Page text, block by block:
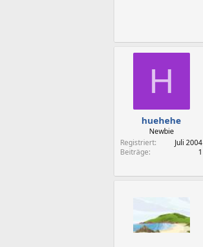
H
huehehe
Newbie
Registriert
Juli 2004
Beiträge
1